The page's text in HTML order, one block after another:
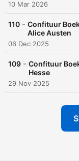
10 Mar 2026
110 - Confituur
Alice Austen
06 Dec 2025
109 - Confituur
Hesse
29 Nov 2025